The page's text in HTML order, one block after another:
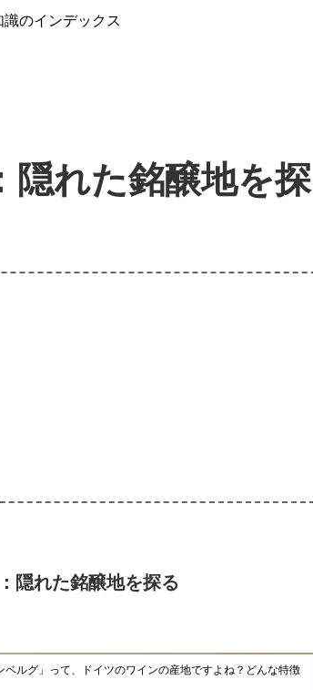
のインデックス
れた銘醸地を
隠れた銘醸地を探る
ベルグ」って、ドイツのワインの産地ですよね？どんな特徴